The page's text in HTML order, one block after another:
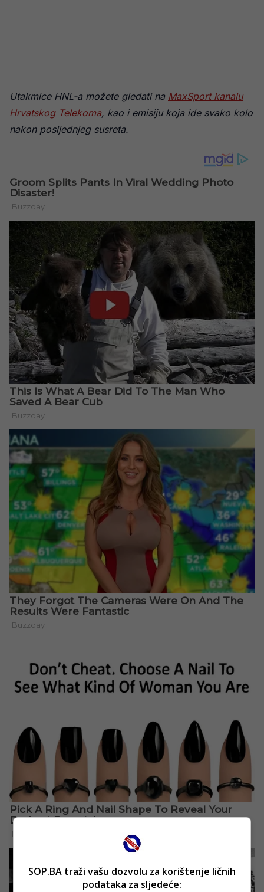
Utakmice HNL-a možete gledati na MaxSport kanalu
Hrvatskog Telekoma, kao i emisiju koja ide svako kolo
nakon posljednjeg susreta.
SOP.BA traži vašu dozvolu za korištenje ličnih
podataka za sljedeće: